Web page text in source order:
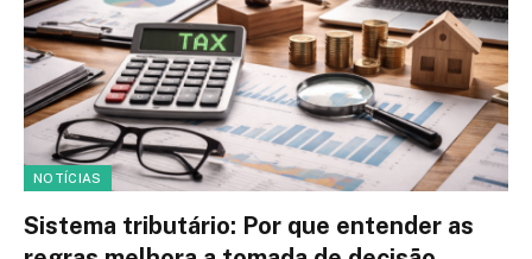
NOTÍCIAS
Sistema tributário: Por que entender as